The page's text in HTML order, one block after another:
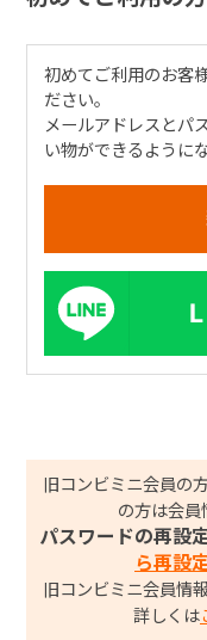
初めてご利用のお客
ださい。
メールアドレスとパ
い物ができるように
旧コンビミニ会員の
の方は会員
パスワードの再設
ら再設
旧コンビミニ会員情
詳しくは